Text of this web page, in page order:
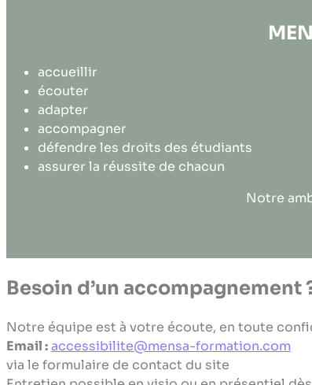
accueillir
écouter
adapter
accompagner
défendre les droits des étudiants
assurer la réussite de chacun
Notre
Besoin d’un accompagnement
Notre équipe est à votre écoute, en toute
Email :accessibilite@mensa-formation.com
via le formulaire de contact du site